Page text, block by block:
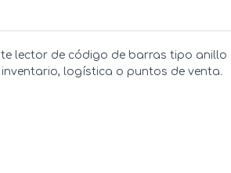
lector de código de barras tipo
logística o puntos de venta.